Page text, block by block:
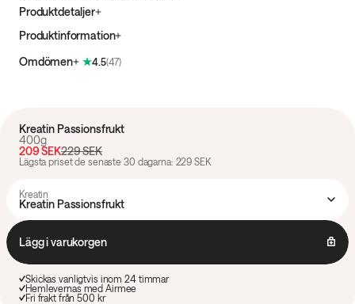
Produktdetaljer
Produktinformation
Omdömen
4.5(47)
Kreatin Passionsfrukt
400g
209 SEK229 SEK
Lägsta priset de senaste 30 dagarna: 229 SEK
Kreatin
Kreatin Passionsfrukt
Lägg i varukorgen
Skickas vanligtvis inom 24 timmar
Hemlevernas med Airmee
Fri frakt från 500 kr